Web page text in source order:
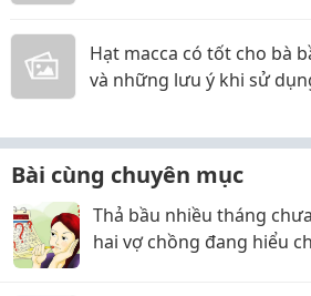
Hạt macca có tốt cho bà
và những lưu ý khi sử
Bài cùng chuyên mục
Thả bầu nhiều tháng
hai vợ chồng đang hiểu